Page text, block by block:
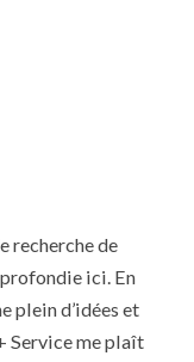
recherche de
ici. En
plein d’idées et
Service me plaît